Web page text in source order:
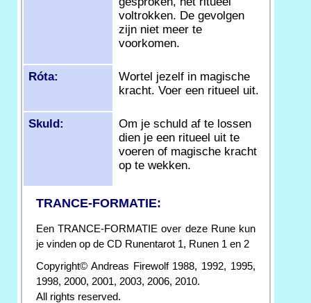
voltrokken. De gevolgen
zijn niet meer te
voorkomen.
Róta:
Wortel jezelf in magische
kracht. Voer een ritueel uit.
Skuld:
Om je schuld af te lossen
dien je een ritueel uit te
voeren of magische kracht
op te wekken.
TRANCE-FORMATIE:
Een TRANCE-FORMATIE over deze Rune kun
je vinden op de CD Runentarot 1, Runen 1 en 2
Copyright© Andreas Firewolf 1988, 1992, 1995,
1998, 2000, 2001, 2003, 2006, 2010.
All rights reserved.